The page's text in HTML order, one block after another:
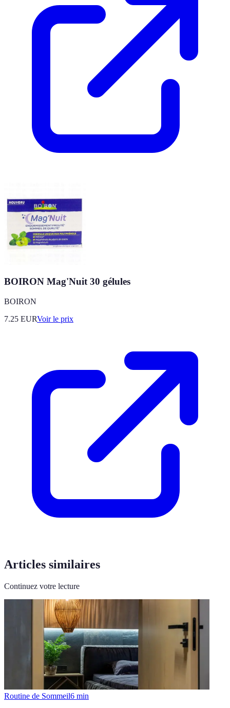
BOIRON Mag'Nuit 30 gélules
BOIRON
7.25 EURVoir le prix
Articles similaires
Continuez votre lecture
Routine de Sommeil6 min